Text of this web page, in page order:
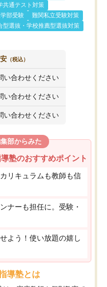
共通テスト対策
学部受験
難関私立受験対策
型選抜・学校推薦型選抜対策
（税込）
い合わせください
い合わせください
い合わせください
部からみた
塾のおすすめポイント
リキュラムも教師も信
ナーも担任に。受験・
よう！使い放題の嬉し
導塾とは